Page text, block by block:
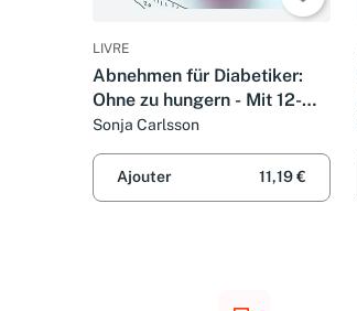
LIVRE
Abnehmen für Diabetiker:
Ohne zu hungern - Mit 12-
Wochen-Plan
Sonja Carlsson
Ajouter 11,19 €